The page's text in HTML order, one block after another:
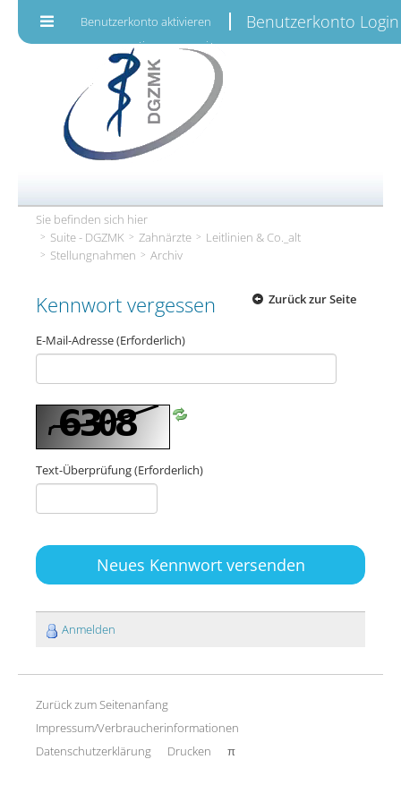
Benutzerkonto aktivieren Benutzerkonto Login
Sie befinden sich hier
Suite - DGZMK
Zahnärzte
Leitlinien & Co._alt
Stellungnahmen
Archiv
Kennwort vergessen Zurück zur Seite
E-Mail-Adresse(Erforderlich)
Text-Überprüfung(Erforderlich)
Neues Kennwort versenden
Anmelden
Zurück zum Seitenanfang
Impressum/Verbraucherinformationen
Datenschutzerklärung
Drucken π